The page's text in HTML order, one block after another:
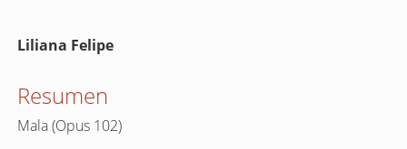
Contenido
del
artículo
Liliana Felipe
Resumen
Mala (Opus 102)